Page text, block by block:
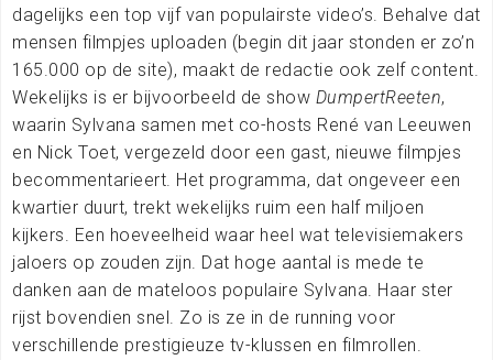
dagelijks een top vijf van populairste video’s. Behalve dat
mensen filmpjes uploaden (begin dit jaar stonden er zo’n
165.000 op de site), maakt de redactie ook zelf content.
Wekelijks is er bijvoorbeeld de show DumpertReeten,
waarin Sylvana samen met co-hosts René van Leeuwen
en Nick Toet, vergezeld door een gast, nieuwe filmpjes
becommentarieert. Het programma, dat ongeveer een
kwartier duurt, trekt wekelijks ruim een half miljoen
kijkers. Een hoeveelheid waar heel wat televisiemakers
jaloers op zouden zijn. Dat hoge aantal is mede te
danken aan de mateloos populaire Sylvana. Haar ster
rijst bovendien snel. Zo is ze in de running voor
verschillende prestigieuze tv-klussen en filmrollen.